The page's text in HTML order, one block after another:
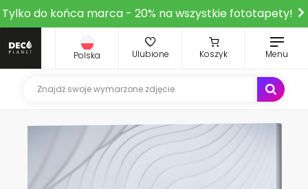
Tylko do końca marca - 20% na wszystkie fototapety!
Polska Ulubione Koszyk Menu